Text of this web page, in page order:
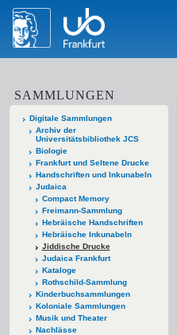
SAMMLUNGEN
Digitale Sammlungen
Archiv der
Universitätsbibliothek JCS
Biologie
Frankfurt und Seltene Drucke
Handschriften und Inkunabeln
Judaica
Compact Memory
Freimann-Sammlung
Hebräische Handschriften
Hebräische Inkunabeln
Jiddische Drucke
Judaica Frankfurt
Kataloge
Rothschild-Sammlung
Kinderbuchsammlungen
Koloniale Sammlungen
Musik und Theater
Nachlässe